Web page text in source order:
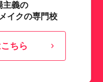
主義の
イクの専門校
ちら